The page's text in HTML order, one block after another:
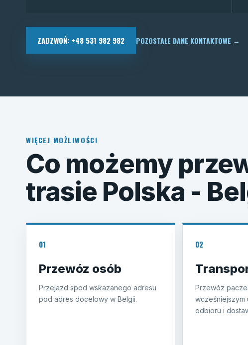
ZADZWOŃ: +48 531 982 982 POZOSTAŁE DANE KONTAKTOWE →
WIĘCEJ MOŻLIWOŚCI
Co możemy
trasie Polska -
01
Przewóz osób
Przejazd spod wskazanego adresu
pod adres docelowy w Belgii.
02
Przewóz
wcześniejszym
odbioru i